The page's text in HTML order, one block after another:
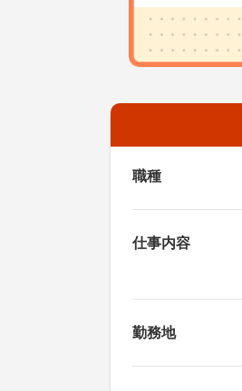
職種
仕事内容
勤務地